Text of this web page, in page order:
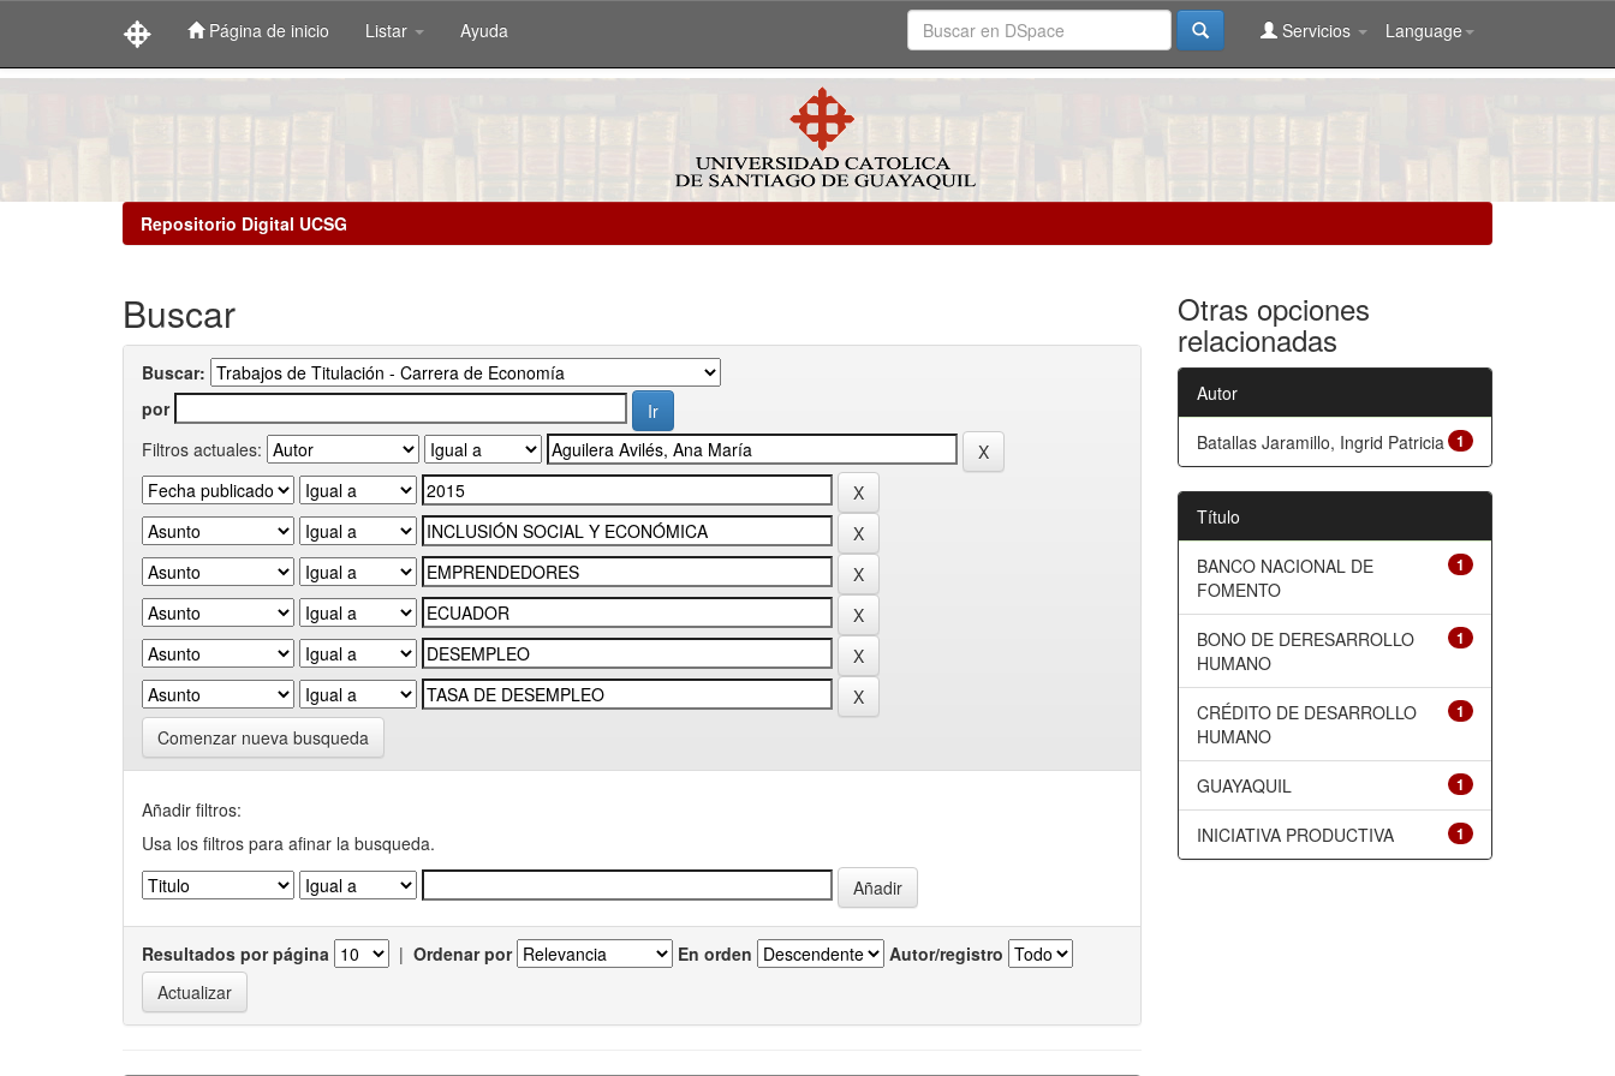
Página de inicio Listar Ayuda Language
Servicios
Repositorio Digital UCSG
Buscar
Buscar:
por
Filtros actuales:
Comenzar nueva busqueda
Añadir filtros:
Usa los filtros para afinar la busqueda.
Resultados por página | Ordenar por En orden Autor/registro
Otras opciones
relacionadas
Autor
1
Batallas Jaramillo, Ingrid Patricia
Título
1
BANCO NACIONAL DE
FOMENTO
1
BONO DE DERESARROLLO
HUMANO
1
CRÉDITO DE DESARROLLO
HUMANO
1
GUAYAQUIL
1
INICIATIVA PRODUCTIVA